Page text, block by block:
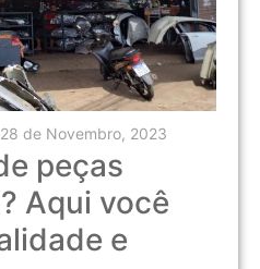
28 de Novembro, 2023
peças
Aqui você
e